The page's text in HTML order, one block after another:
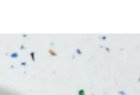
T de Nestlé
l'accord